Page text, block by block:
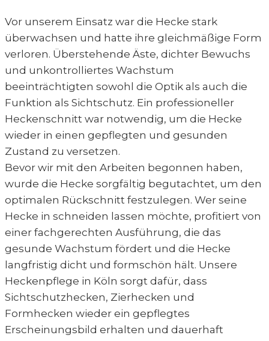
Vor unserem Einsatz war die Hecke stark
überwachsen und hatte ihre gleichmäßige Form
verloren. Überstehende Äste, dichter Bewuchs
und unkontrolliertes Wachstum
beeinträchtigten sowohl die Optik als auch die
Funktion als Sichtschutz. Ein professioneller
Heckenschnitt war notwendig, um die Hecke
wieder in einen gepflegten und gesunden
Zustand zu versetzen.
Bevor wir mit den Arbeiten begonnen haben,
wurde die Hecke sorgfältig begutachtet, um den
optimalen Rückschnitt festzulegen. Wer seine
Hecke in schneiden lassen möchte, profitiert von
einer fachgerechten Ausführung, die das
gesunde Wachstum fördert und die Hecke
langfristig dicht und formschön hält. Unsere
Heckenpflege in Köln sorgt dafür, dass
Sichtschutzhecken, Zierhecken und
Formhecken wieder ein gepflegtes
Erscheinungsbild erhalten und dauerhaft